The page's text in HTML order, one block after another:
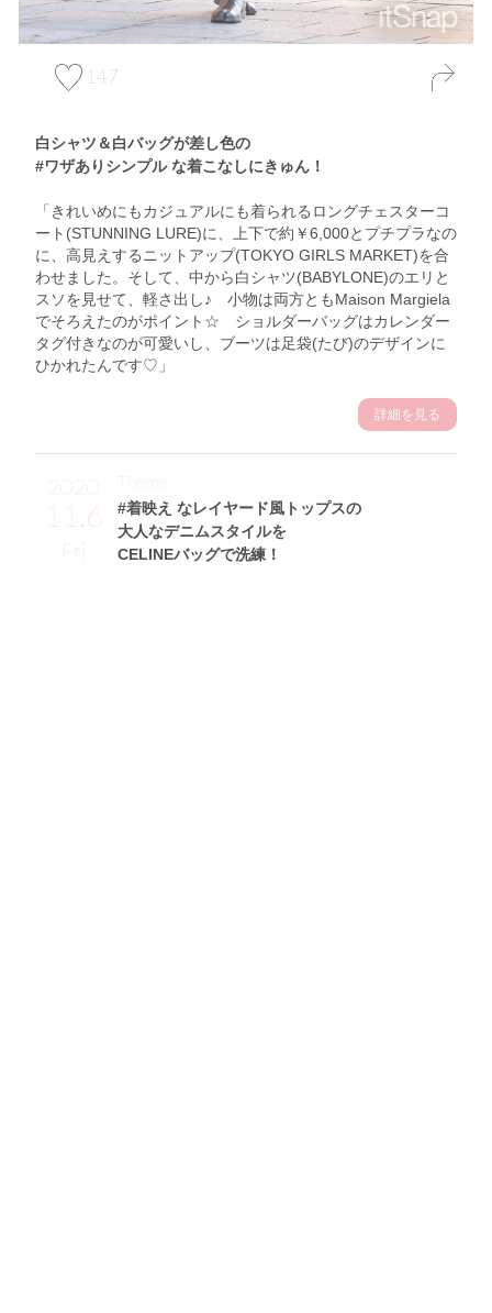
147
白シャツ＆白バッグが差し色の
#ワザありシンプル な着こなしにきゅん！
「きれいめにもカジュアルにも着られるロングチェスターコ
ート(STUNNING LURE)に、上下で約￥6,000とプチプラなの
に、高見えするニットアップ(TOKYO GIRLS MARKET)を合
わせました。そして、中から白シャツ(BABYLONE)のエリと
スソを見せて、軽さ出し♪ 小物は両方ともMaison Margiela
でそろえたのがポイント☆ ショルダーバッグはカレンダー
タグ付きなのが可愛いし、ブーツは足袋(たび)のデザインに
ひかれたんです♡」
詳細を見る
11.6
Fri
#着映え なレイヤード風トップスの
大人なデニムスタイルを
CELINEバッグで洗練！
Theme